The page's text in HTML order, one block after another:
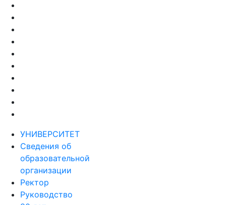
УНИВЕРСИТЕТ
Сведения об
образовательной
организации
Ректор
Руководство